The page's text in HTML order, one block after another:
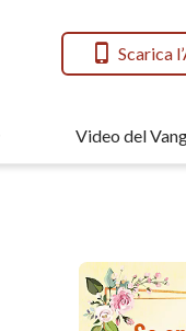
Scarica
Video del